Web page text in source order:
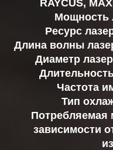
RAYCUS,
Мощность
Ресурс
Длина волны
Диаметр
Частота
Тип
Потребляемая
зависимости